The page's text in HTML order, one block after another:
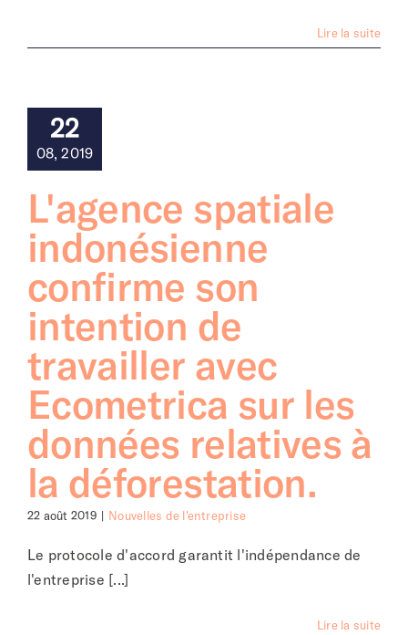
Lire la suite
22
08, 2019
L'agence spatiale
indonésienne
confirme son
intention de
travailler avec
Ecometrica sur les
données relatives à
la déforestation.
22 août 2019 | Nouvelles de l'entreprise
Le protocole d'accord garantit l'indépendance de
l'entreprise [...]
Lire la suite